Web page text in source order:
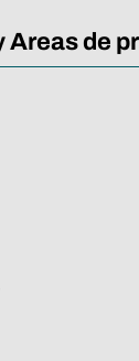
Areas de